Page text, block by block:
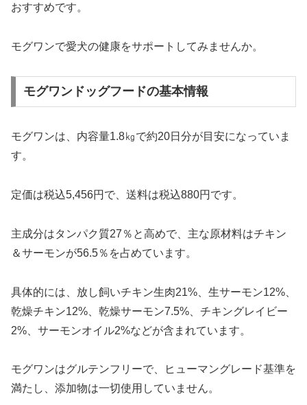
おすすめです。
モグワンで愛犬の健康をサポートしてみませんか。
モグワンドッグフードの基本情報
モグワンは、内容量1.8㎏で約20日分が目安になっていま
す。
定価は税込5,456円で、送料は税込880円です。
主成分はタンパク質27％と高めで、主な原材料はチキン
＆サーモンが56.5％を占めています。
具体的には、放し飼いチキン生肉21%、生サーモン12%、
乾燥チキン12%、乾燥サーモン7.5%、チキングレイビー
2%、サーモンオイル2%などが含まれています。
モグワンはグルテンフリーで、ヒューマングレード基準を
満たし、添加物は一切使用していません。